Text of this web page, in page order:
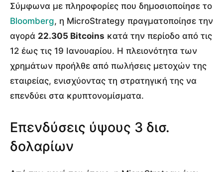
Σύμφωνα με πληροφορίες που δημοσιοποίησε το
Bloomberg, η MicroStrategy πραγματοποίησε την
αγορά 22.305 Bitcoins κατά την περίοδο από τις
12 έως τις 19 Ιανουαρίου. Η πλειονότητα των
χρημάτων προήλθε από πωλήσεις μετοχών της
εταιρείας, ενισχύοντας τη στρατηγική της να
επενδύει στα κρυπτονομίσματα.
Επενδύσεις ύψους 3 δισ.
δολαρίων